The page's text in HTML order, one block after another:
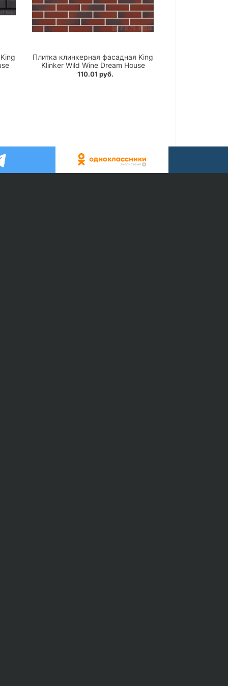
Плитка клинкерная фасадная King
Klinker Wild Wine Dream House
110.01 руб.